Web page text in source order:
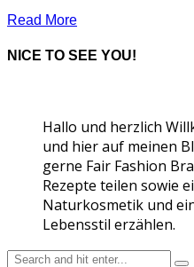
Read More
NICE TO SEE YOU!
Hallo und herzlich
und hier auf meinen
gerne Fair Fashion
Rezepte teilen sowie
Naturkosmetik und
Lebensstil erzählen.